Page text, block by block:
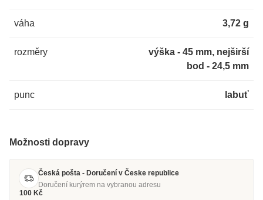
váha 3,72 g
rozměry
výška - 45 mm, nejširší
bod - 24,5 mm
punc labuť
Možnosti dopravy
Česká pošta - Doručení v Česke republice
Doručení kurýrem na vybranou adresu
100 Kč